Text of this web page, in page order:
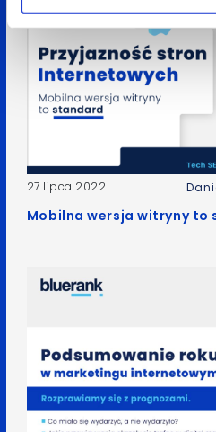
27 lipca 2022
Mobilna wersja witryny to